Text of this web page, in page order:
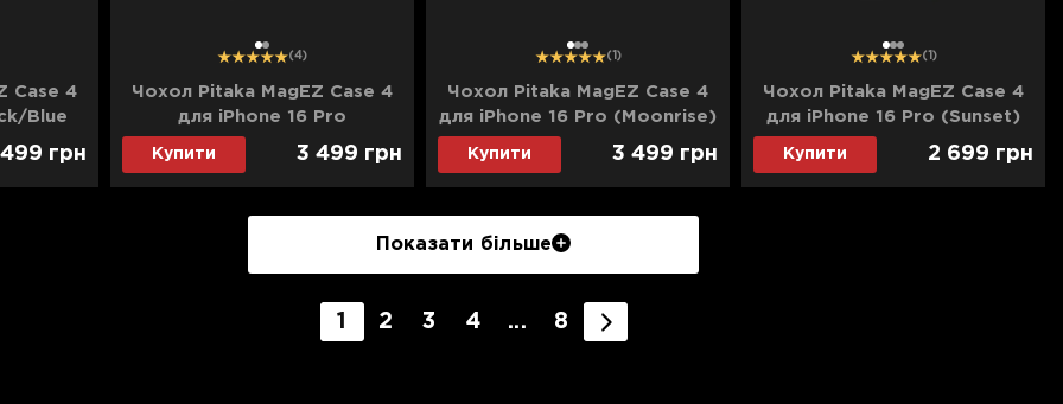
Case 4
Blue
грн
1 (4)
Чохол Pitaka MagEZ Case 4
для iPhone 16 Pro
(Black/Gray Twill)
Купити 3 499 грн
12 3 (1)
Чохол Pitaka MagEZ Case 4
для iPhone 16 Pro (Moonrise)
Купити 3 499 грн
12 3 (1)
Чохол Pitaka MagEZ Case 4
для iPhone 16 Pro (Sunset)
Купити 2 699 грн
Показати більше
1 2 3 4 ... 8